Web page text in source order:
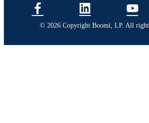
© 2026 Copyright Boomi, LP. All